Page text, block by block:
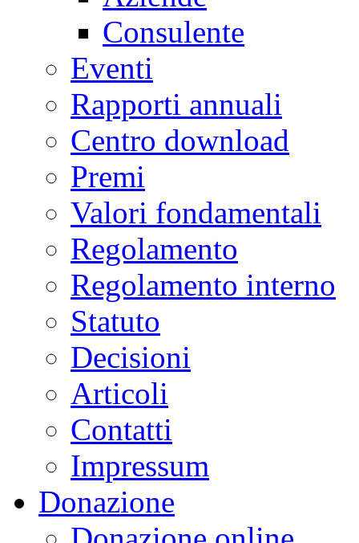
Consulente
Eventi
Rapporti annuali
Centro download
Premi
Valori fondamentali
Regolamento
Regolamento interno
Statuto
Decisioni
Articoli
Contatti
Impressum
Donazione